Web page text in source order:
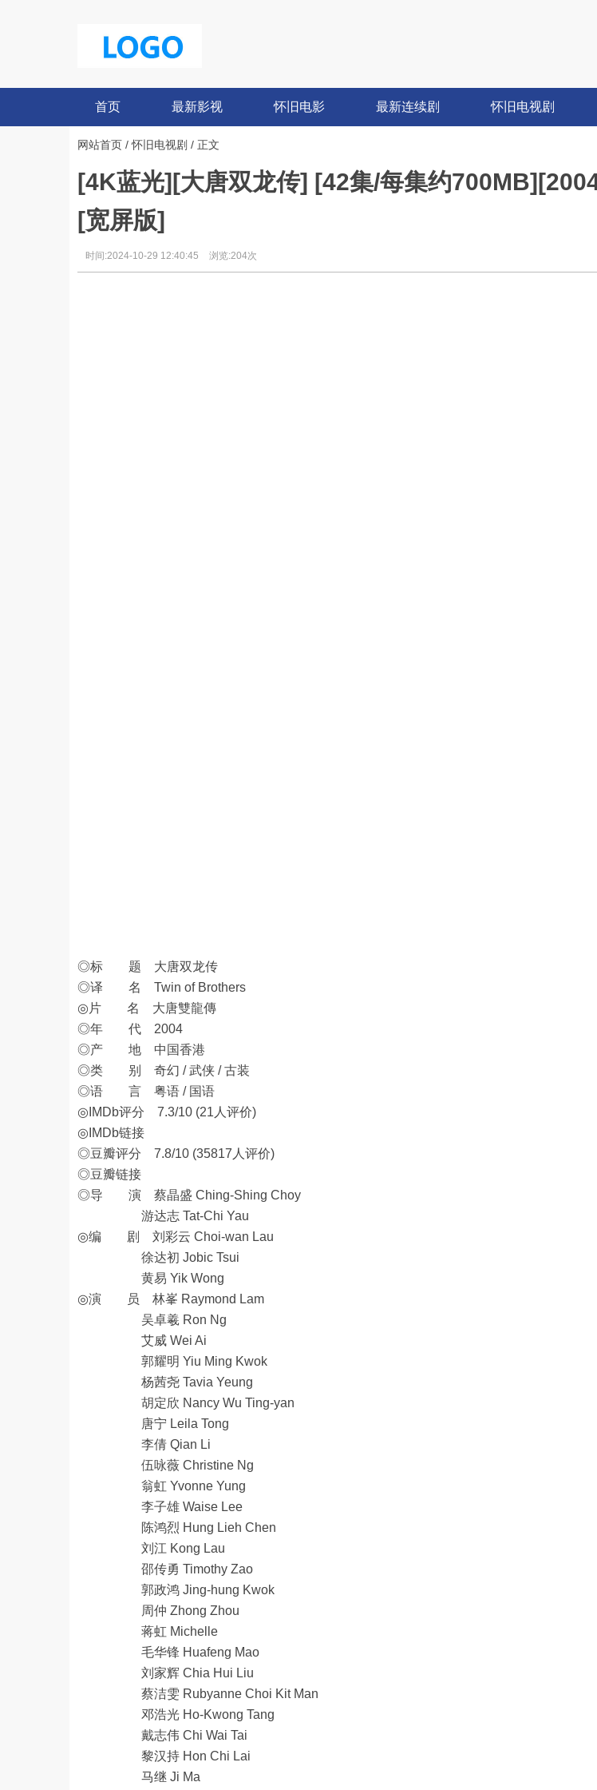
首页 最新影视 怀旧电影 最新连续剧 怀旧电视剧
网站首页 /怀旧电视剧 / 正文
[4K蓝光][大唐双龙传] [42集/每集约
[宽屏版]
时间:2024-10-29 12:40:45 浏览:204次
◎标 题 大唐双龙传
◎译 名 Twin of Brothers
◎片 名 大唐雙龍傳
◎年 代 2004
◎产 地 中国香港
◎类 别 奇幻 / 武侠 / 古装
◎语 言 粤语 / 国语
◎IMDb评分 7.3/10 (21人评价)
◎IMDb链接
◎豆瓣评分 7.8/10 (35817人评价)
◎豆瓣链接
◎导 演 蔡晶盛 Ching-Shing Choy
游达志 Tat-Chi Yau
◎编 剧 刘彩云 Choi-wan Lau
徐达初 Jobic Tsui
黄易 Yik Wong
◎演 员 林峯 Raymond Lam
吴卓羲 Ron Ng
艾威 Wei Ai
郭耀明 Yiu Ming Kwok
杨茜尧 Tavia Yeung
胡定欣 Nancy Wu Ting-yan
唐宁 Leila Tong
李倩 Qian Li
伍咏薇 Christine Ng
翁虹 Yvonne Yung
李子雄 Waise Lee
陈鸿烈 Hung Lieh Chen
刘江 Kong Lau
邵传勇 Timothy Zao
郭政鸿 Jing-hung Kwok
周仲 Zhong Zhou
蒋虹 Michelle
毛华锋 Huafeng Mao
刘家辉 Chia Hui Liu
蔡洁雯 Rubyanne Choi Kit Man
邓浩光 Ho-Kwong Tang
戴志伟 Chi Wai Tai
黎汉持 Hon Chi Lai
马继 Ji Ma